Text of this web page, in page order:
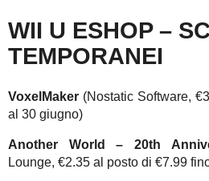
WII U ESHOP –
TEMPORANEI
VoxelMaker (Nostatic Software,
al 30 giugno)
Another World – 20th
Lounge, €2.35 al posto di €7.99